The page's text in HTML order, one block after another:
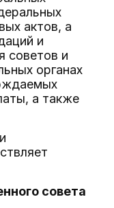
актов, а
и
советов и
органах
а также
совета